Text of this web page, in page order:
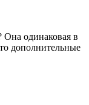
Она одинаковая в
дополнительные